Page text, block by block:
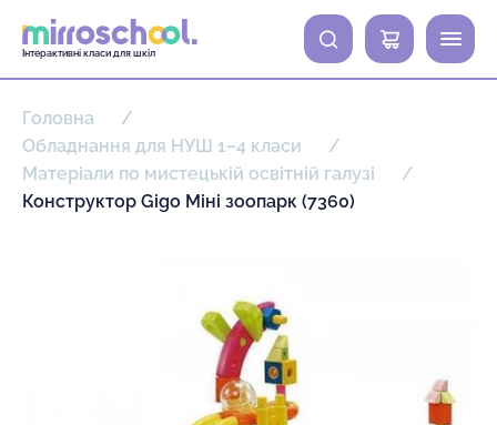
Інтерактивні класи для шкіл
0
Головна
Обладнання для НУШ 1–4 класи
Матеріали по мистецькій освітній галузі
Конструктор Gigo Міні зоопарк (7360)